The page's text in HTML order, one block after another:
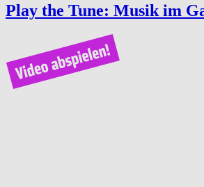
Play the Tune: Musik im